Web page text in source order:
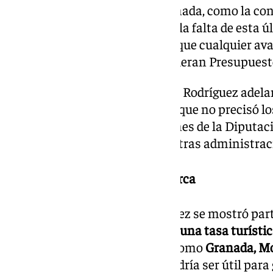
sobre proyectos clave para Granada, como la
o con Córdoba, subrayando que la falta de esta
disparate». Además, mencionó que cualquier
presupuestarias, «si es que hubieran
, Rodríguez
se añadirán nuevos vuelos, aunque no precisó
avances son fruto de las gestiones de la
Turismo, en colaboración con otras
Tasa turística y el Patronato Lorca
En otro orden de cosas, Rodríguez se mostró
ayuntamientos puedan aplicar una tasa
resaltando que en localidades comoGranada,
por alcaldes del PP, esta tasa podría ser útil